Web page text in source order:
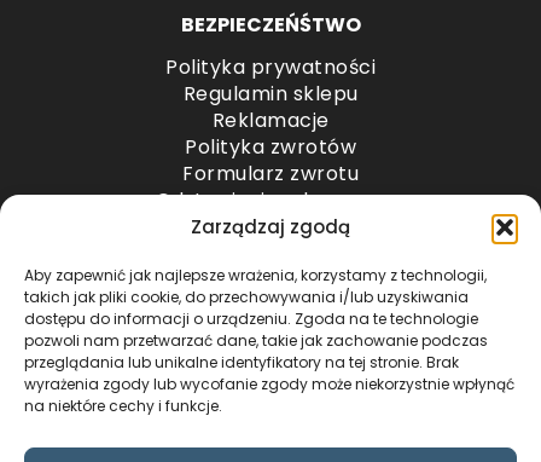
Zarządzaj zgodą
Aby zapewnić jak najlepsze wrażenia, korzystamy z technologii,
takich jak pliki cookie, do przechowywania i/lub uzyskiwania
dostępu do informacji o urządzeniu. Zgoda na te technologie
pozwoli nam przetwarzać dane, takie jak zachowanie podczas
przeglądania lub unikalne identyfikatory na tej stronie. Brak
wyrażenia zgody lub wycofanie zgody może niekorzystnie wpłynąć
na niektóre cechy i funkcje.
BEZPIECZEŃŚTWO
Polityka prywatności
Regulamin sklepu
Reklamacje
Polityka zwrotów
Formularz zwrotu
Odstąpienie od umowy
Odstąpienie od umowy – przesyłki paletowe
METODY PŁATNOŚCI